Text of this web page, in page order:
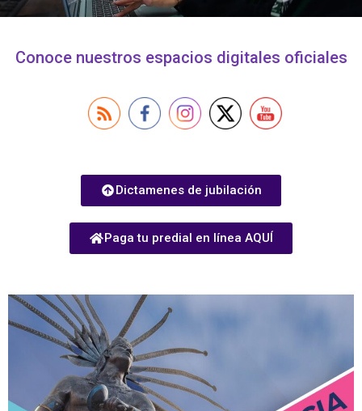
Conoce nuestros espacios digitales oficiales
Dictamenes de jubilación
Paga tu predial en línea AQUÍ